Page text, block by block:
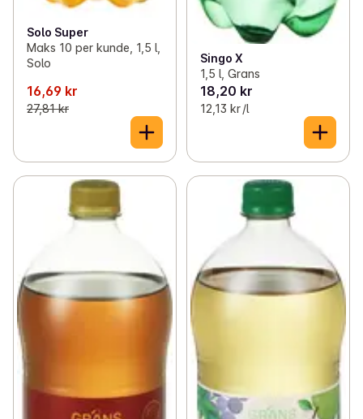
Solo Super
Maks 10 per kunde, 1,5 l,
Solo
16,69 kr
27,81 kr
Singo X
1,5 l, Grans
18,20 kr
12,13 kr /l